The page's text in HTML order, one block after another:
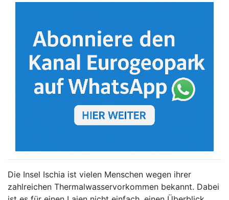
Die Insel Ischia ist vielen Menschen wegen ihrer
zahlreichen Thermalwasservorkommen bekannt. Dabei